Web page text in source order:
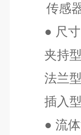
传感
● 尺寸
夹持型
法兰型
插入型
● 流